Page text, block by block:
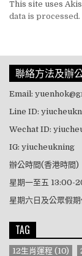
This site uses
data is processed.
聯絡方法及辦
Email:
Line ID:
Wechat ID:
IG: yiucheukning
辦公時間(香港時間)
星期一至五 13:00-
星期六日及公眾假
TAG
12生肖運程 (10)